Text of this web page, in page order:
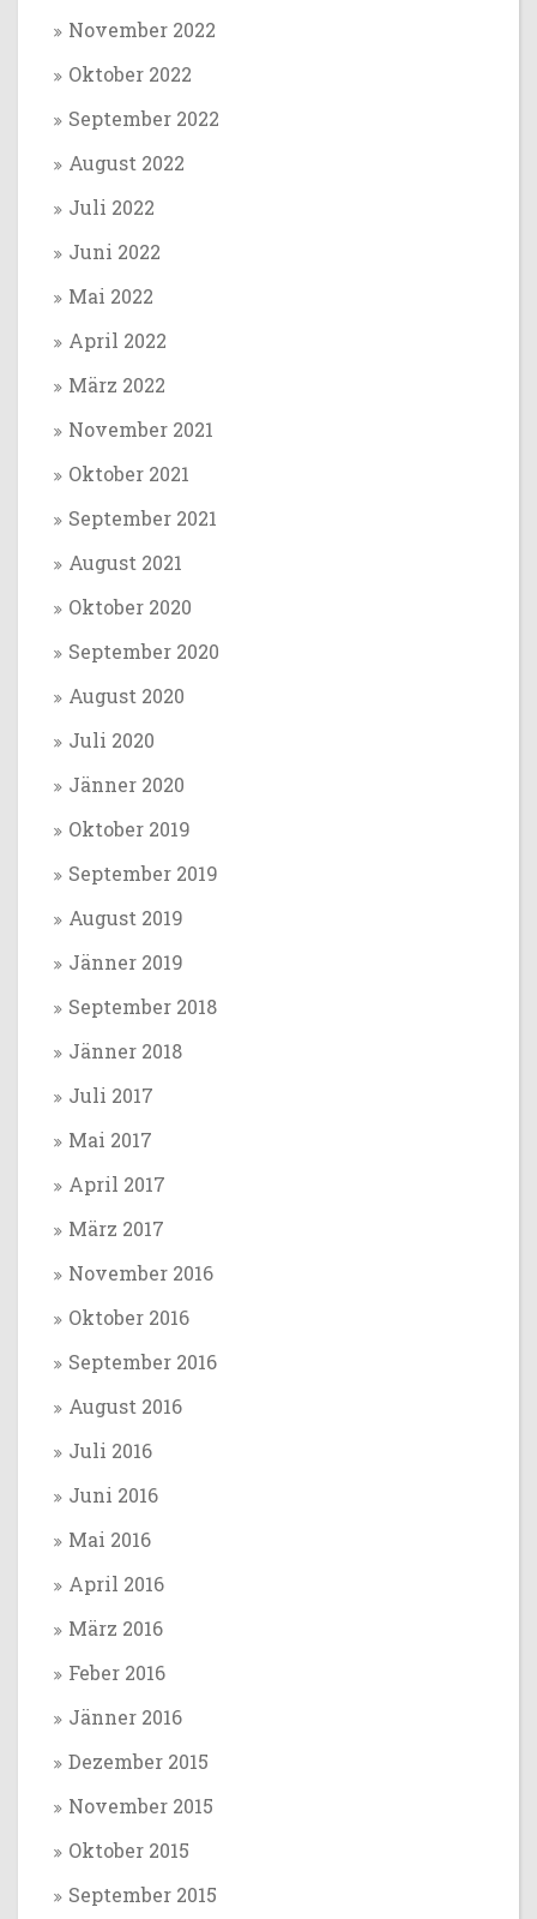
November 2022
Oktober 2022
September 2022
August 2022
Juli 2022
Juni 2022
Mai 2022
April 2022
März 2022
November 2021
Oktober 2021
September 2021
August 2021
Oktober 2020
September 2020
August 2020
Juli 2020
Jänner 2020
Oktober 2019
September 2019
August 2019
Jänner 2019
September 2018
Jänner 2018
Juli 2017
Mai 2017
April 2017
März 2017
November 2016
Oktober 2016
September 2016
August 2016
Juli 2016
Juni 2016
Mai 2016
April 2016
März 2016
Feber 2016
Jänner 2016
Dezember 2015
November 2015
Oktober 2015
September 2015